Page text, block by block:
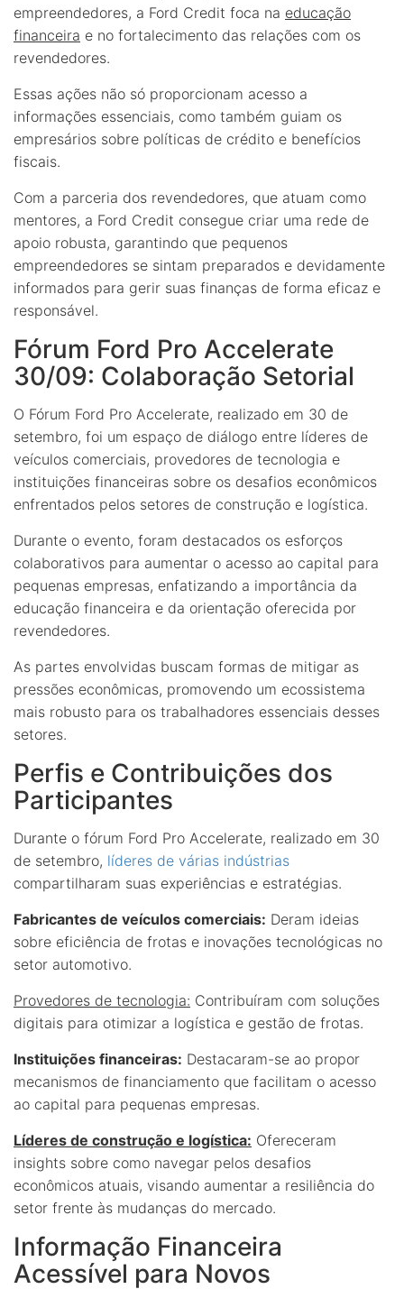
empreendedores, a Ford Credit foca na educação
financeira e no fortalecimento das relações com os
revendedores.
Essas ações não só proporcionam acesso a
informações essenciais, como também guiam os
empresários sobre políticas de crédito e benefícios
fiscais.
Com a parceria dos revendedores, que atuam como
mentores, a Ford Credit consegue criar uma rede de
apoio robusta, garantindo que pequenos
empreendedores se sintam preparados e devidamente
informados para gerir suas finanças de forma eficaz e
responsável.
Fórum Ford Pro Accelerate
30/09: Colaboração Setorial
O Fórum Ford Pro Accelerate, realizado em 30 de
setembro, foi um espaço de diálogo entre líderes de
veículos comerciais, provedores de tecnologia e
instituições financeiras sobre os desafios econômicos
enfrentados pelos setores de construção e logística.
Durante o evento, foram destacados os esforços
colaborativos para aumentar o acesso ao capital para
pequenas empresas, enfatizando a importância da
educação financeira e da orientação oferecida por
revendedores.
As partes envolvidas buscam formas de mitigar as
pressões econômicas, promovendo um ecossistema
mais robusto para os trabalhadores essenciais desses
setores.
Perfis e Contribuições dos
Participantes
Durante o fórum Ford Pro Accelerate, realizado em 30
de setembro, líderes de várias indústrias
compartilharam suas experiências e estratégias.
Fabricantes de veículos comerciais: Deram ideias
sobre eficiência de frotas e inovações tecnológicas no
setor automotivo.
Provedores de tecnologia: Contribuíram com soluções
digitais para otimizar a logística e gestão de frotas.
Instituições financeiras: Destacaram-se ao propor
mecanismos de financiamento que facilitam o acesso
ao capital para pequenas empresas.
Líderes de construção e logística: Ofereceram
insights sobre como navegar pelos desafios
econômicos atuais, visando aumentar a resiliência do
setor frente às mudanças do mercado.
Informação Financeira
Acessível para Novos